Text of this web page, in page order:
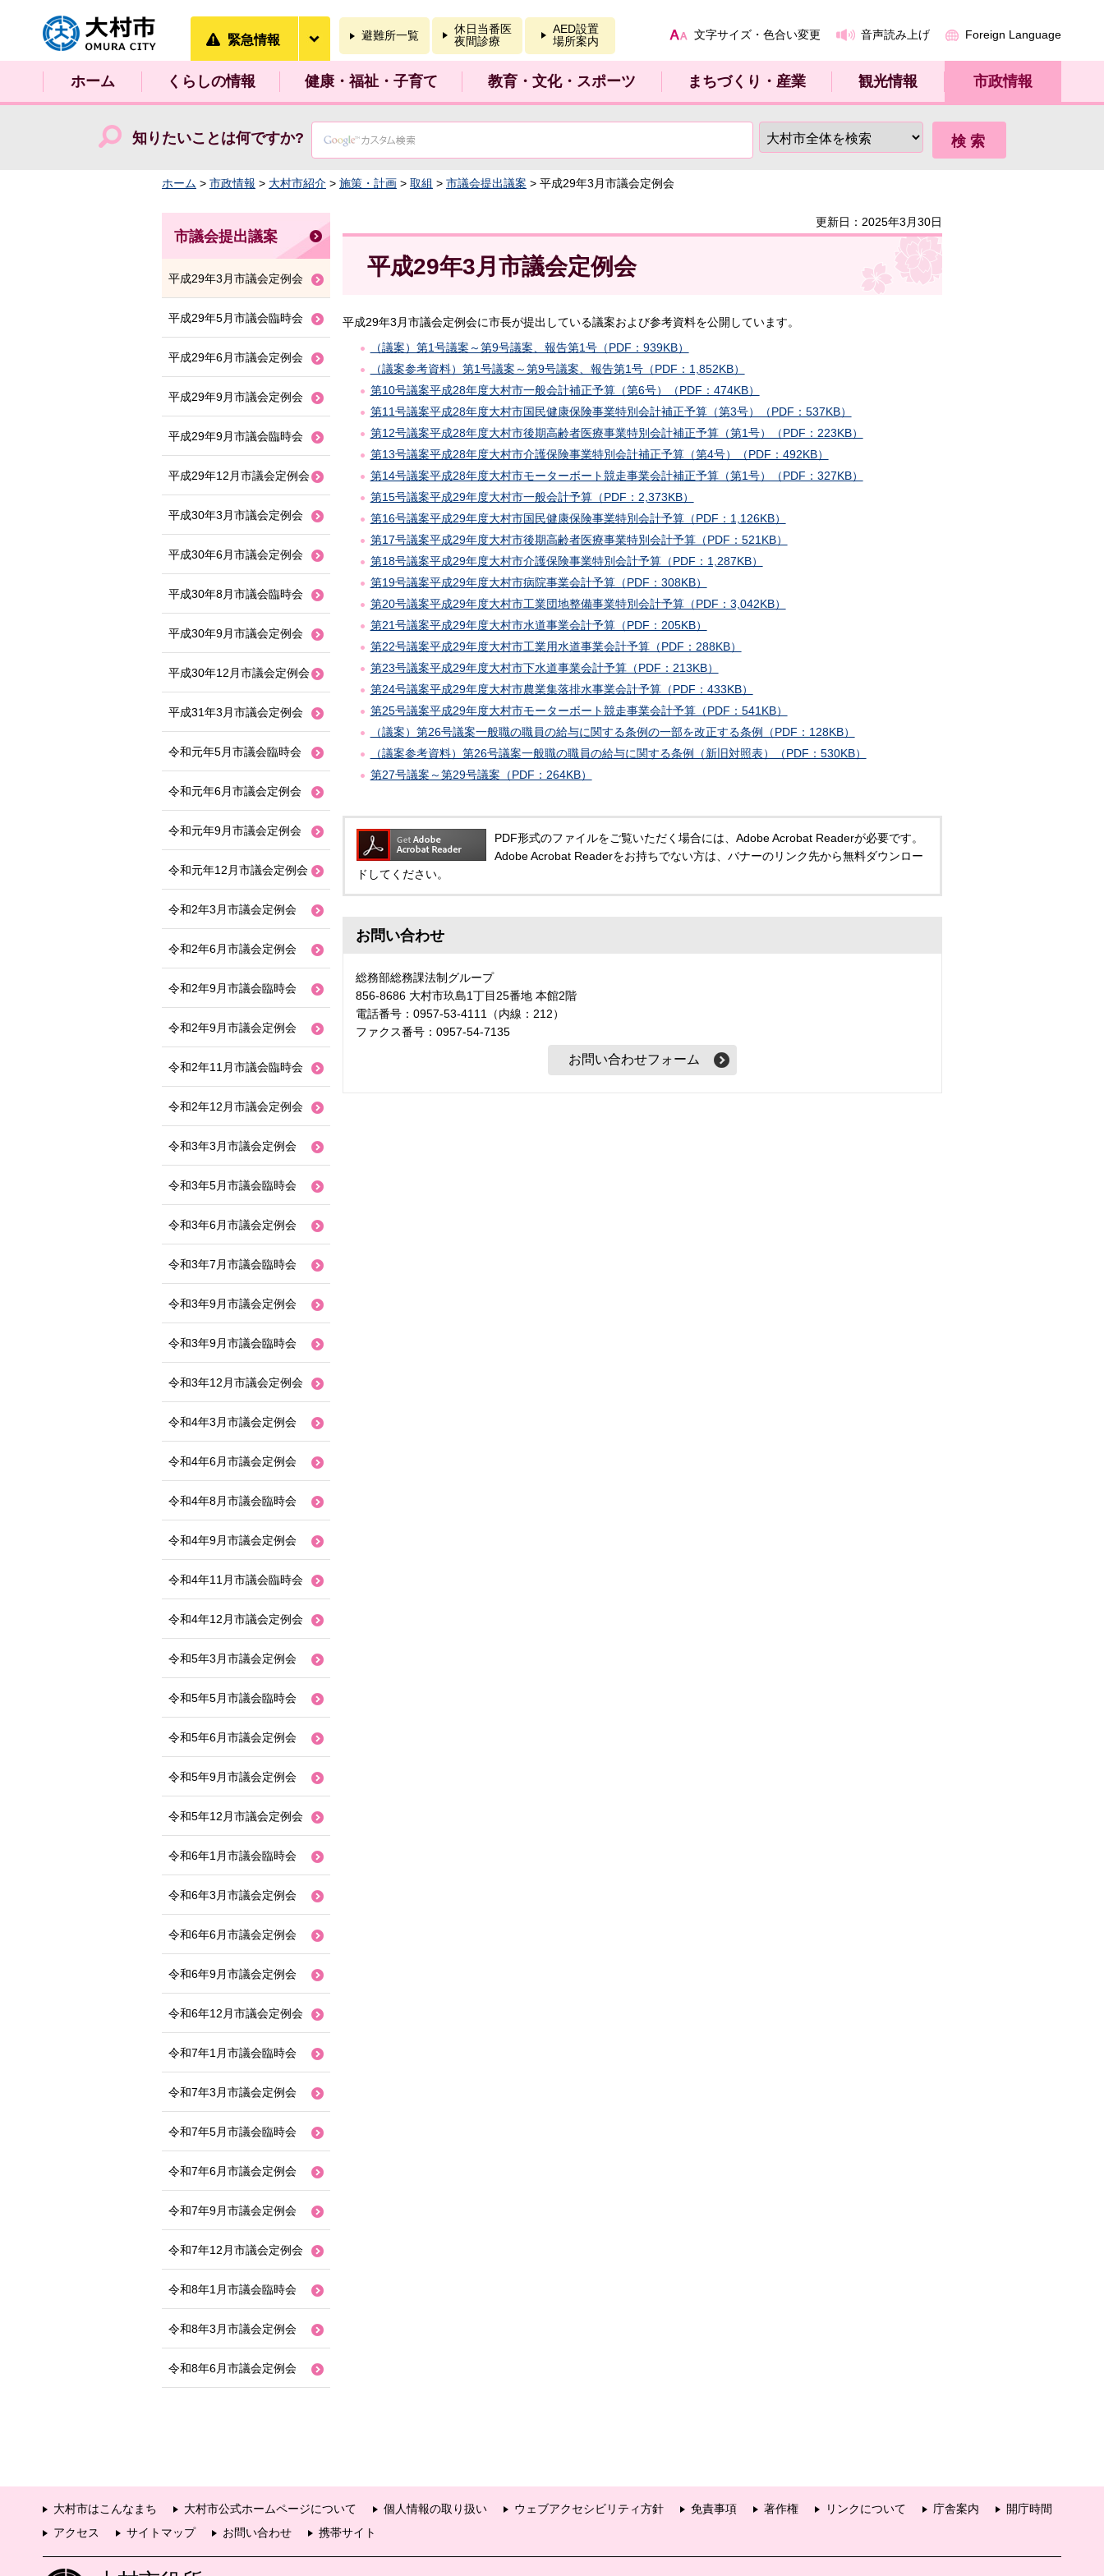
大村市
緊急情報 避難所一覧
休日当番医
夜間診療
AED設置
場所案内
文字サイズ・色合い変更 音声読み上げ Foreign Language
ホーム くらしの情報 健康・福祉・子育て 教育・文化・スポーツ まちづくり・産業 観光情報 市政情報
知りたいことは何ですか?
ホーム > 市政情報 > 大村市紹介 > 施策・計画 > 取組 > 市議会提出議案 > 平成29年3月市議会定例会
更新日：2025年3月30日
平成29年3月市議会定例会
平成29年3月市議会定例会に市長が提出している議案および参考資料を公開しています。
（議案）第1号議案～第9号議案、報告第1号（PDF：939KB）
（議案参考資料）第1号議案～第9号議案、報告第1号（PDF：1,852KB）
第10号議案平成28年度大村市一般会計補正予算（第6号）（PDF：474KB）
第11号議案平成28年度大村市国民健康保険事業特別会計補正予算（第3号）（PDF：537KB）
第12号議案平成28年度大村市後期高齢者医療事業特別会計補正予算（第1号）（PDF：223KB）
第13号議案平成28年度大村市介護保険事業特別会計補正予算（第4号）（PDF：492KB）
第14号議案平成28年度大村市モーターボート競走事業会計補正予算（第1号）（PDF：327KB）
第15号議案平成29年度大村市一般会計予算（PDF：2,373KB）
第16号議案平成29年度大村市国民健康保険事業特別会計予算（PDF：1,126KB）
第17号議案平成29年度大村市後期高齢者医療事業特別会計予算（PDF：521KB）
第18号議案平成29年度大村市介護保険事業特別会計予算（PDF：1,287KB）
第19号議案平成29年度大村市病院事業会計予算（PDF：308KB）
第20号議案平成29年度大村市工業団地整備事業特別会計予算（PDF：3,042KB）
第21号議案平成29年度大村市水道事業会計予算（PDF：205KB）
第22号議案平成29年度大村市工業用水道事業会計予算（PDF：288KB）
第23号議案平成29年度大村市下水道事業会計予算（PDF：213KB）
第24号議案平成29年度大村市農業集落排水事業会計予算（PDF：433KB）
第25号議案平成29年度大村市モーターボート競走事業会計予算（PDF：541KB）
（議案）第26号議案一般職の職員の給与に関する条例の一部を改正する条例（PDF：128KB）
（議案参考資料）第26号議案一般職の職員の給与に関する条例（新旧対照表）（PDF：530KB）
第27号議案～第29号議案（PDF：264KB）
PDF形式のファイルをご覧いただく場合には、Adobe Acrobat Readerが必要です。
Adobe Acrobat Readerをお持ちでない方は、バナーのリンク先から無料ダウンロー
ドしてください。
お問い合わせ
総務部総務課法制グループ
856-8686 大村市玖島1丁目25番地 本館2階
電話番号：0957-53-4111（内線：212）
ファクス番号：0957-54-7135
市議会提出議案
平成29年3月市議会定例会
平成29年5月市議会臨時会
平成29年6月市議会定例会
平成29年9月市議会定例会
平成29年9月市議会臨時会
平成29年12月市議会定例会
平成30年3月市議会定例会
平成30年6月市議会定例会
平成30年8月市議会臨時会
平成30年9月市議会定例会
平成30年12月市議会定例会
平成31年3月市議会定例会
令和元年5月市議会臨時会
令和元年6月市議会定例会
令和元年9月市議会定例会
令和元年12月市議会定例会
令和2年3月市議会定例会
令和2年6月市議会定例会
令和2年9月市議会臨時会
令和2年9月市議会定例会
令和2年11月市議会臨時会
令和2年12月市議会定例会
令和3年3月市議会定例会
令和3年5月市議会臨時会
令和3年6月市議会定例会
令和3年7月市議会臨時会
令和3年9月市議会定例会
令和3年9月市議会臨時会
令和3年12月市議会定例会
令和4年3月市議会定例会
令和4年6月市議会定例会
令和4年8月市議会臨時会
令和4年9月市議会定例会
令和4年11月市議会臨時会
令和4年12月市議会定例会
令和5年3月市議会定例会
令和5年5月市議会臨時会
令和5年6月市議会定例会
令和5年9月市議会定例会
令和5年12月市議会定例会
令和6年1月市議会臨時会
令和6年3月市議会定例会
令和6年6月市議会定例会
令和6年9月市議会定例会
令和6年12月市議会定例会
令和7年1月市議会臨時会
令和7年3月市議会定例会
令和7年5月市議会臨時会
令和7年6月市議会定例会
令和7年9月市議会定例会
令和7年12月市議会定例会
令和8年1月市議会臨時会
令和8年3月市議会定例会
令和8年6月市議会定例会
大村市はこんなまち 大村市公式ホームページについて 個人情報の取り扱い ウェブアクセシビリティ方針 免責事項 著作権 リンクについて 庁舎案内
開庁時間
アクセス
サイトマップ お問い合わせ 携帯サイト